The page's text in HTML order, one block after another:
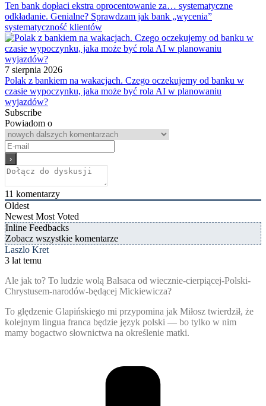
Ten bank dopłaci ekstra oprocentowanie za… systematyczne
odkładanie. Genialne? Sprawdzam jak bank „wycenia”
systematyczność klientów
7 sierpnia 2026
Polak z bankiem na wakacjach. Czego oczekujemy od banku w
czasie wypoczynku, jaka może być rola AI w planowaniu
wyjazdów?
Subscribe
Powiadom o
11 komentarzy
Oldest
Newest Most Voted
Inline Feedbacks
Zobacz wszystkie komentarze
Laszlo Kret
3 lat temu
Ale jak to? To ludzie wolą Balsaca od wiecznie-cierpiącej-Polski-
Chrystusem-narodów-będącej Mickiewicza?
To ględzenie Glapińskiego mi przypomina jak Miłosz twierdził, że
kolejnym lingua franca będzie język polski — bo tylko w nim
mamy bogactwo słownictwa na określenie matki.